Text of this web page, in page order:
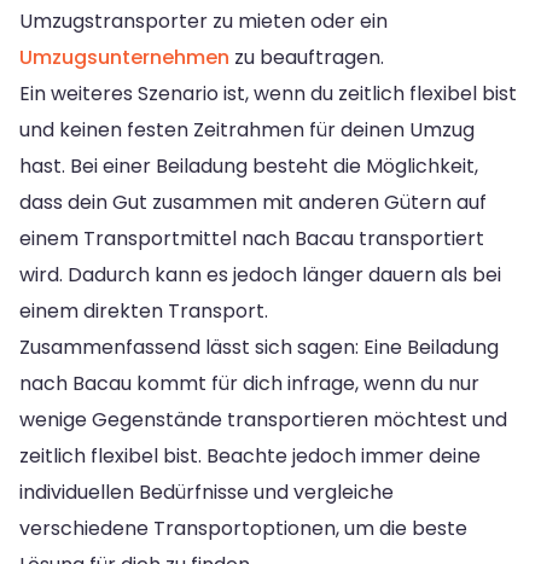
Umzugstransporter zu mieten oder ein
Umzugsunternehmen zu beauftragen.
Ein weiteres Szenario ist, wenn du zeitlich flexibel bist
und keinen festen Zeitrahmen für deinen Umzug
hast. Bei einer Beiladung besteht die Möglichkeit,
dass dein Gut zusammen mit anderen Gütern auf
einem Transportmittel nach Bacau transportiert
wird. Dadurch kann es jedoch länger dauern als bei
einem direkten Transport.
Zusammenfassend lässt sich sagen: Eine Beiladung
nach Bacau kommt für dich infrage, wenn du nur
wenige Gegenstände transportieren möchtest und
zeitlich flexibel bist. Beachte jedoch immer deine
individuellen Bedürfnisse und vergleiche
verschiedene Transportoptionen, um die beste